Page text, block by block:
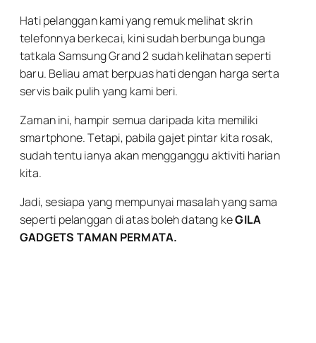
Hati pelanggan kami yang remuk melihat skrin
telefonnya berkecai, kini sudah berbunga bunga
tatkala Samsung Grand 2 sudah kelihatan seperti
baru. Beliau amat berpuas hati dengan harga serta
servis baik pulih yang kami beri.
Zaman ini, hampir semua daripada kita memiliki
smartphone. Tetapi, pabila gajet pintar kita rosak,
sudah tentu ianya akan mengganggu aktiviti harian
kita.
Jadi, sesiapa yang mempunyai masalah yang sama
seperti pelanggan di atas boleh datang keGILA
GADGETS TAMAN PERMATA.